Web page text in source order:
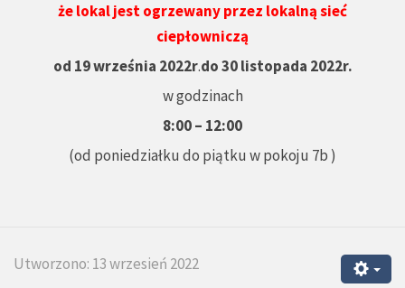
że lokal jest ogrzewany przez lokalną sieć
ciepłowniczą
od 19 września 2022r.do 30 listopada 2022r.
w godzinach
8:00 – 12:00
(od poniedziałku do piątku w pokoju 7b )
Utworzono: 13 wrzesień 2022